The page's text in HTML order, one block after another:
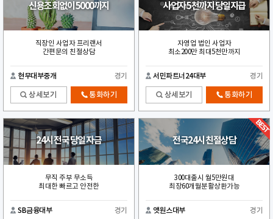
신용조회없이 5000까지
직장인 사업자 프리랜서
간편문의 친절상담
현무대부중개 경기
상세보기 통화하기
사업자 5천까지 당일지급
자영업 법인 사업자
최소200만 최대5천만까지
서민파트너24대부 경기
상세보기 통화하기
24시 전국 당일 자금
무직 주부 무소득
최대한 빠르고 안전한
SB금융대부 경기
전국24시 친절상담
300대출시 월5만원대
최장60개월분활상환가능
앳원스대부 경기